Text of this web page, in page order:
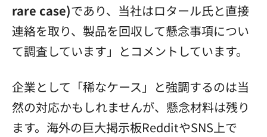
rare case)であり、当社はロタール氏と直接
連絡を取り、製品を回収して懸念事項につい
て調査しています」とコメントしています。
企業として「稀なケース」と強調するのは当
然の対応かもしれませんが、懸念材料は残り
ます。海外の巨大掲示板RedditやSNS上で